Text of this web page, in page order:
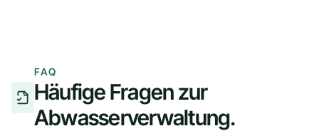
FAQ
Häufige Fragen zur
Abwasserverwaltung.